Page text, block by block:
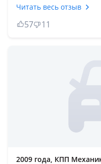
нейтраль. КПП стоит
слабенькая и очень
Надёжность нулевая,
пробега поменял цепь
УАЗик, ломается даже
Читать весь отзыв
57 11
2009 года, КПП